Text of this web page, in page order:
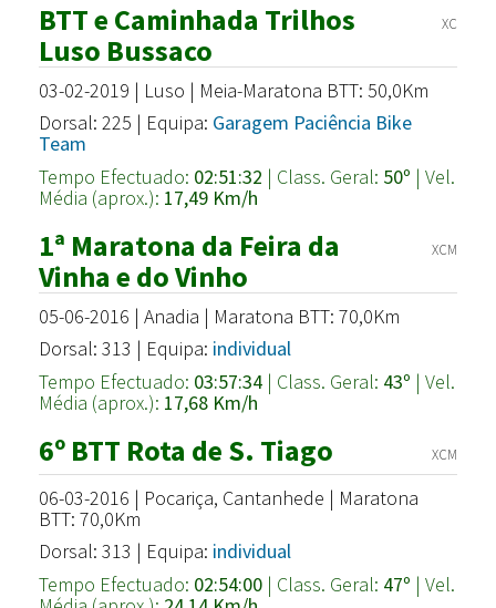
BTT e Caminhada Trilhos
Luso Bussaco
XC
03-02-2019 | Luso | Meia-Maratona BTT: 50,0Km
Dorsal: 225 | Equipa: Garagem Paciência Bike
Team
Tempo Efectuado: 02:51:32 | Class. Geral: 50º | Vel.
Média (aprox.): 17,49 Km/h
1ª Maratona da Feira da
Vinha e do Vinho
XCM
05-06-2016 | Anadia | Maratona BTT: 70,0Km
Dorsal: 313 | Equipa: individual
Tempo Efectuado: 03:57:34 | Class. Geral: 43º | Vel.
Média (aprox.): 17,68 Km/h
6º BTT Rota de S. Tiago XCM
06-03-2016 | Pocariça, Cantanhede | Maratona
BTT: 70,0Km
Dorsal: 313 | Equipa: individual
Tempo Efectuado: 02:54:00 | Class. Geral: 47º | Vel.